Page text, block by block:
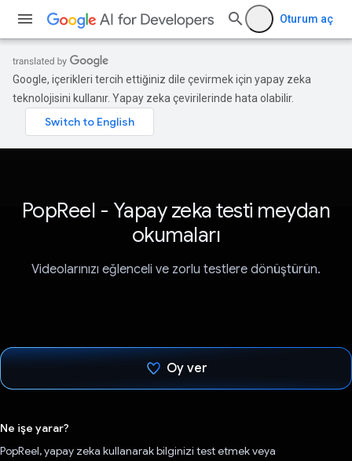
Oturum aç
Google, içerikleri tercih ettiğiniz dile çevirmek için yapay zeka
teknolojisini kullanır. Yapay zeka çevirilerinde hata olabilir.
PopReel - Yapay zeka testi meydan
okumaları
Videolarınızı eğlenceli ve zorlu testlere dönüştürün.
Oy ver
Ne işe yarar?
PopReel, yapay zeka kullanarak bilginizi test etmek veya